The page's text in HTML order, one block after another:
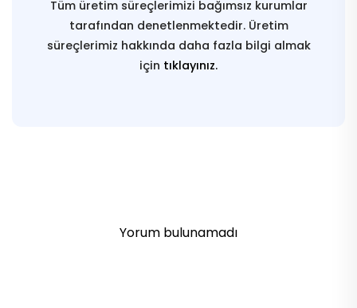
Tüm üretim süreçlerimizi bağımsız kurumlar
tarafından denetlenmektedir. Üretim
süreçlerimiz hakkında daha fazla bilgi almak
için tıklayınız.
Yorum bulunamadı